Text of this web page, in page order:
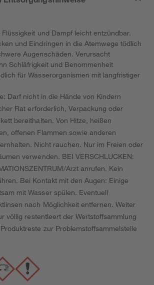
und Dampf leicht entzündbar.
und Eindringen in die Atemwege tödlich
Augenschäden. Verursacht
Schläfrigkeit und Benommenheit
für Wasserorganismen mit langfristiger
Darf nicht in die Hände von Kindern
Rat erforderlich, Verpackung oder
bereithalten. Von Hitze, heißen
offenen Flammen sowie anderen
Nicht rauchen. Nur im Freien oder
verwenden. BEI VERSCHLUCKEN:
Arzt anrufen. Kein
Bei Kontakt mit den Augen: Einige
mit Wasser spülen. Eventuell
nach Möglichkeit entfernen. Weiter
völlig restentleert der Wertstoffsammlung
zur Problemstoffsammelstelle